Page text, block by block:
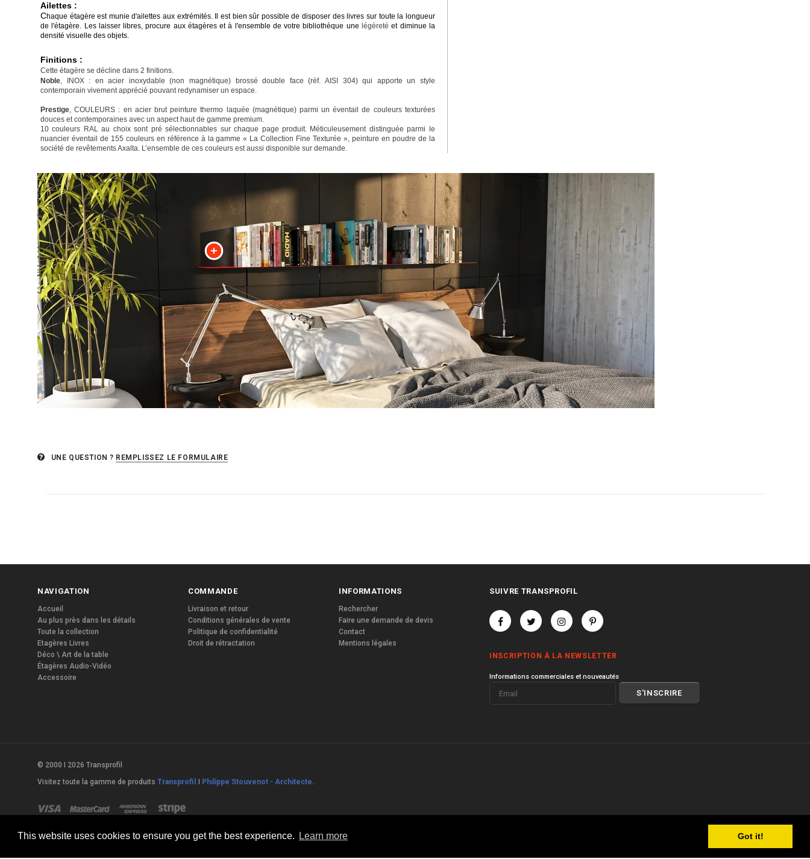
This website uses cookies to ensure you get the best experience. Learn more Got it!
Ailettes :
Chaque étagère est munie d'ailettes aux extrémités. Il est bien sûr possible de disposer des livres sur toute la longueur
de l'étagère. Les laisser libres, procure aux étagères et à l'ensemble de votre bibliothèque une légèreté et diminue la
densité visuelle des objets.
Finitions :
Cette étagère se décline dans 2 finitions.
Noble, INOX : en acier inoxydable (non magnétique) brossé double face (réf. AISI 304) qui apporte un style
contemporain vivement apprécié pouvant redynamiser un espace.
Prestige, COULEURS : en acier brut peinture thermo laquée (magnétique) parmi un éventail de couleurs texturées
douces et contemporaines avec un aspect haut de gamme premium.
10 couleurs RAL au choix sont pré sélectionnables sur chaque page produit. Méticuleusement distinguée parmi le
nuancier éventail de 155 couleurs en référence à la gamme « La Collection Fine Texturée », peinture en poudre de la
société de revêtements Axalta. L’ensemble de ces couleurs est aussi disponible sur demande.
UNE QUESTION ? REMPLISSEZ LE FORMULAIRE
NAVIGATION
Accueil
Au plus près dans les détails
Toute la collection
Etagères Livres
Déco \ Art de la table
Étagères Audio-Vidéo
Accessoire
COMMANDE
Livraison et retour
Conditions générales de vente
Politique de confidentialité
Droit de rétractation
INFORMATIONS
Rechercher
Faire une demande de devis
Contact
Mentions légales
SUIVRE TRANSPROFIL
INSCRIPTION À LA NEWSLETTER
Informations commerciales et nouveautés
© 2000 I 2026 Transprofil
Visitez toute la gamme de produits Transprofil Philippe Stouvenot - Architecte.